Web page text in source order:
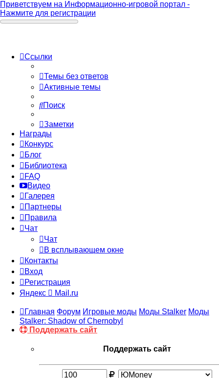
Приветствуем на Информационно-игровой портал -
Нажмите для регистрации
Ссылки
Темы без ответов
Активные темы
Поиск
Заметки
Награды
Конкурс
Блог
Библиотека
FAQ
Видео
Галерея
Партнеры
Правила
Чат
Чат
В всплывающем окне
Контакты
Вход
Регистрация
Яндекс
Mail.ru
Главная Форум Игровые моды Моды Stalker Моды
Stalker: Shadow of Chernobyl
Поддержать сайт
Поддержать сайт